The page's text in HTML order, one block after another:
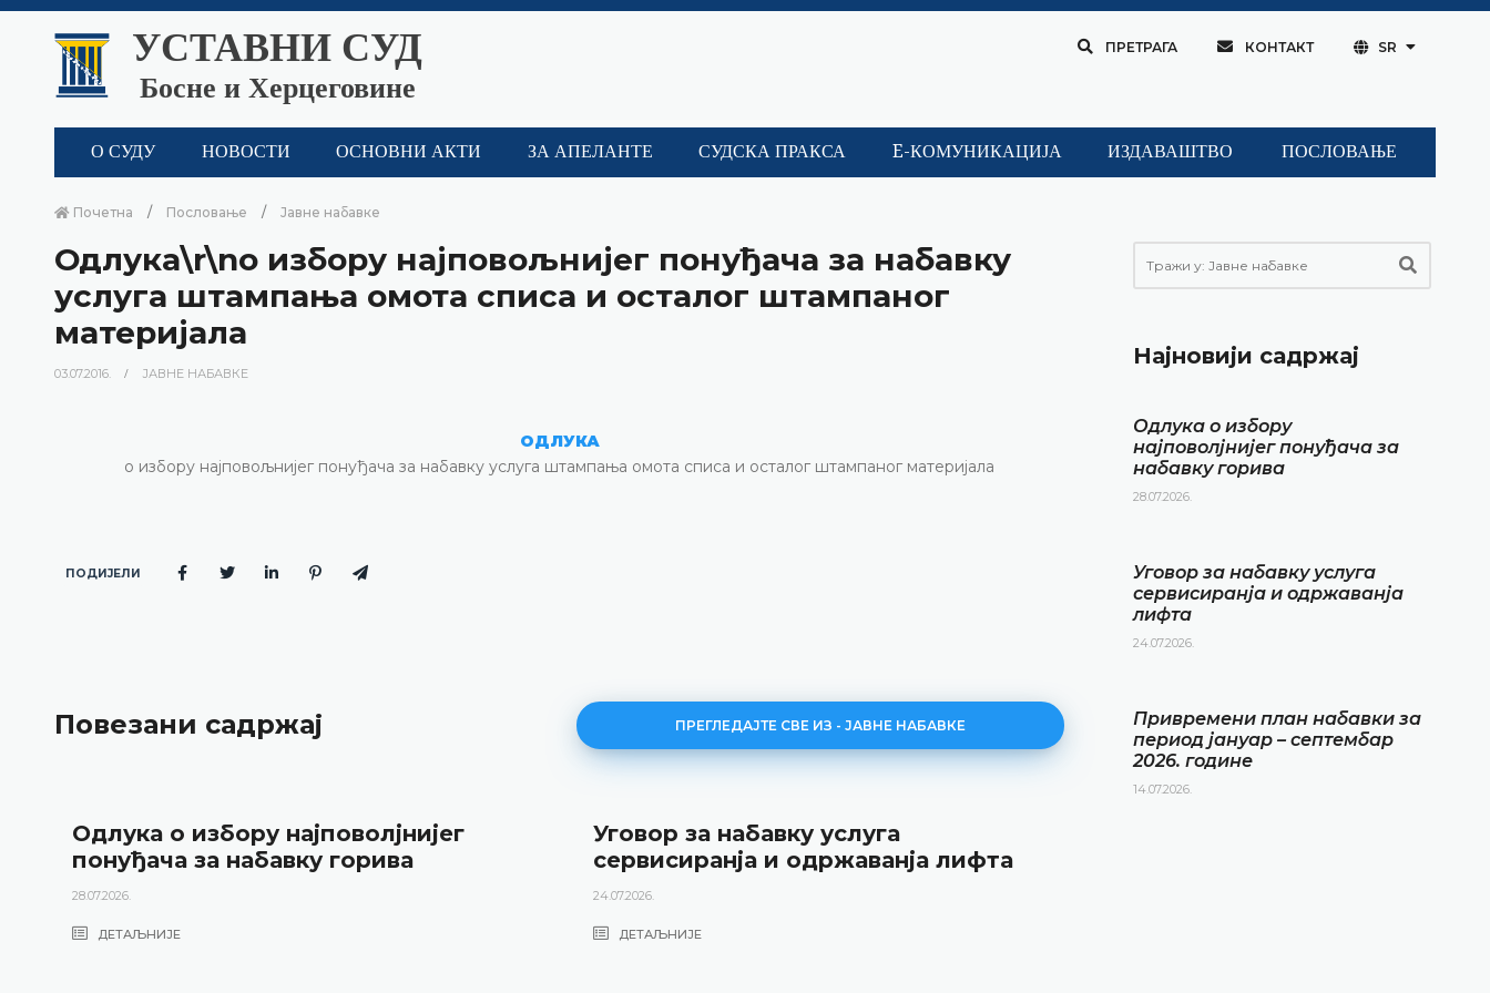
УСТАВНИ СУД
Босне и Херцеговине
ПРЕТРАГА КОНТАКТ SR
О СУДУ НОВОСТИ ОСНОВНИ АКТИ ЗА АПЕЛАНТЕ СУДСКА ПРАКСА E-КОМУНИКАЦИЈА ИЗДАВАШТВО ПОСЛОВАЊЕ
Почетна Пословање Јавне набавке
Одлука\r\nо избору најповољнијег понуђача за набавку
услуга штампања омота списа и осталог штампаног
материјала
03.07.2016. ЈАВНЕ НАБАВКЕ
ОДЛУКА
о избору најповољнијег понуђача за набавку услуга штампања омота списа и осталог штампаног материјала
ПОДИЈЕЛИ
Повезани садржај ПРЕГЛЕДАЈТЕ СВЕ ИЗ - ЈАВНЕ НАБАВКЕ
Одлука о избору најповолјнијег
понуђача за набавку горива
28.07.2026.
ДЕТАЉНИЈЕ
Уговор за набавку услуга
сервисиранја и одржаванја лифта
24.07.2026.
ДЕТАЉНИЈЕ
Најновији садржај
Одлука о избору
најповолјнијег понуђача за
набавку горива
28.07.2026.
Уговор за набавку услуга
сервисиранја и одржаванја
лифта
24.07.2026.
Привремени план набавки за
период јануар – септембар
2026. године
14.07.2026.